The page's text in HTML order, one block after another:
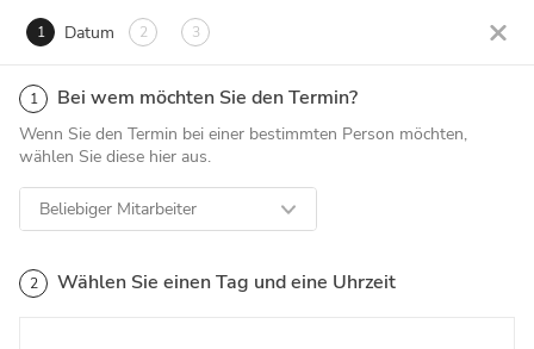
1 Datum 2 3
1 Bei wem möchten Sie den Termin?
Wenn Sie den Termin bei einer bestimmten Person möchten,
wählen Sie diese hier aus.
Beliebiger Mitarbeiter
2 Wählen Sie einen Tag und eine Uhrzeit